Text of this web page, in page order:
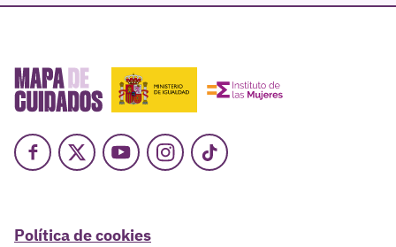
Facebook
X YoutubeInstagram
TikTok
Política de cookies